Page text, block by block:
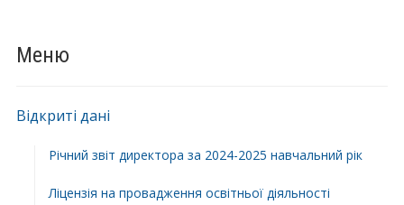
Меню
Відкриті дані
Річний звіт директора за 2024-2025 навчальний рік
Ліцензія на провадження освітньої діяльності